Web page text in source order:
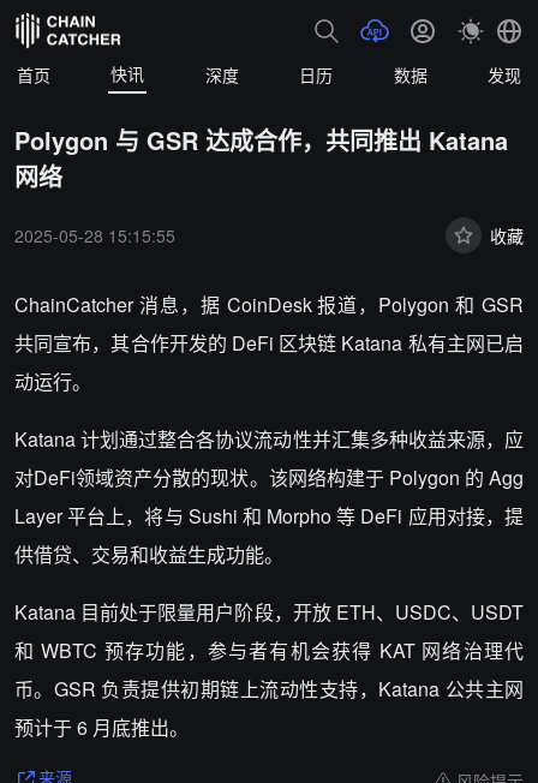
首页 快讯 深度 日历 数据 发现
Polygon 与 GSR 达成合作，共同推出 Katana
网络
2025-05-28 15:15:55 收藏
ChainCatcher 消息， 据 CoinDesk 报道，Polygon 和 GSR
共同宣布，其合作开发的 DeFi 区块链 Katana 私有主网已启
动运行。
Katana 计划通过整合各协议流动性并汇集多种收益来源，应
对DeFi领域资产分散的现状。该网络构建于 Polygon 的 Agg
Layer 平台上，将与 Sushi 和 Morpho 等 DeFi 应用对接，提
供借贷、交易和收益生成功能。
Katana 目前处于限量用户阶段，开放 ETH、USDC、USDT
和 WBTC 预存功能，参与者有机会获得 KAT 网络治理代
币。GSR 负责提供初期链上流动性支持，Katana 公共主网
预计于 6 月底推出。
来源